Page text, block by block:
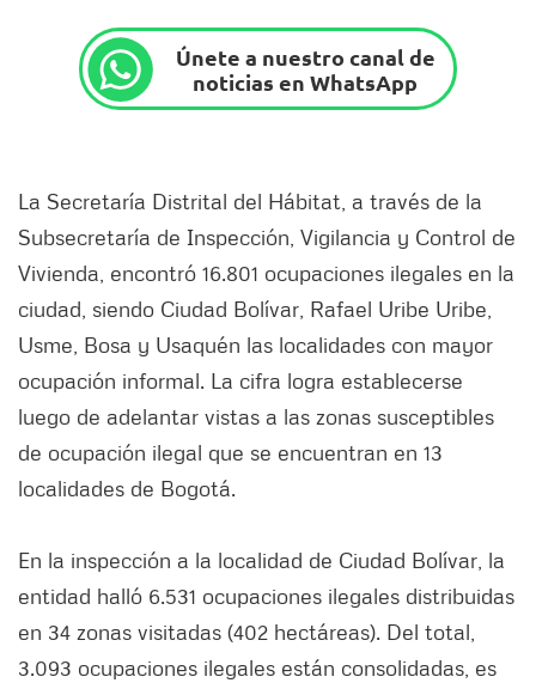
Únete a nuestro canal de
noticias en WhatsApp
La Secretaría Distrital del Hábitat, a través de la
Subsecretaría de Inspección, Vigilancia y Control de
Vivienda, encontró 16.801 ocupaciones ilegales en la
ciudad, siendo Ciudad Bolívar, Rafael Uribe Uribe,
Usme, Bosa y Usaquén las localidades con mayor
ocupación informal. La cifra logra establecerse
luego de adelantar vistas a las zonas susceptibles
de ocupación ilegal que se encuentran en 13
localidades de Bogotá.
En la inspección a la localidad de Ciudad Bolívar, la
entidad halló 6.531 ocupaciones ilegales distribuidas
en 34 zonas visitadas (402 hectáreas). Del total,
3.093 ocupaciones ilegales están consolidadas, es